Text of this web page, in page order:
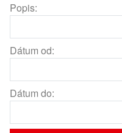
Popis:
Dátum od:
Dátum do: